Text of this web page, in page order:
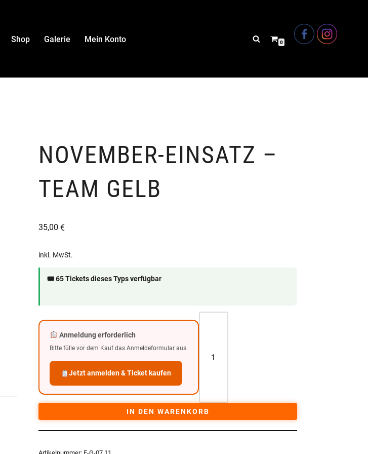
Shop Galerie Mein Konto 0
NOVEMBER-EINSATZ –
TEAM GELB
35,00€
inkl. MwSt.
🎟 65 Tickets dieses Typs verfügbar
Anmeldung erforderlich
Bitte fülle vor dem Kauf das Anmeldeformular aus.
Jetzt anmelden & Ticket kaufen
IN DEN WARENKORB